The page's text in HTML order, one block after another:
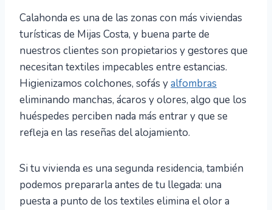
Calahonda es una de las zonas con más viviendas
turísticas de Mijas Costa, y buena parte de
nuestros clientes son propietarios y gestores que
necesitan textiles impecables entre estancias.
Higienizamos colchones, sofás yalfombras
eliminando manchas, ácaros y olores, algo que los
huéspedes perciben nada más entrar y que se
refleja en las reseñas del alojamiento.
Si tu vivienda es una segunda residencia, también
podemos prepararla antes de tu llegada: una
puesta a punto de los textiles elimina el olor a